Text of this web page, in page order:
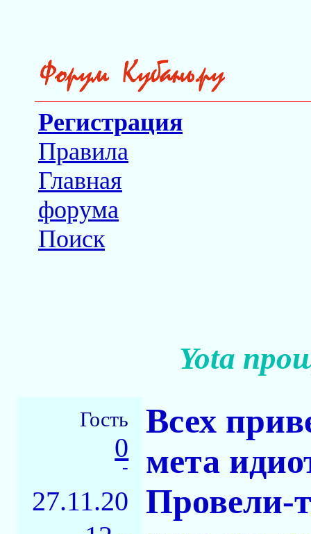
Регистрация
Правила
Главная
форума
Поиск
Yota
Гость
0
-
27.11.20
Всех
мета
Провели-